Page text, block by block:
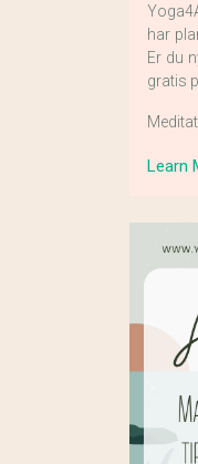
har
Er du
gratis
Learn